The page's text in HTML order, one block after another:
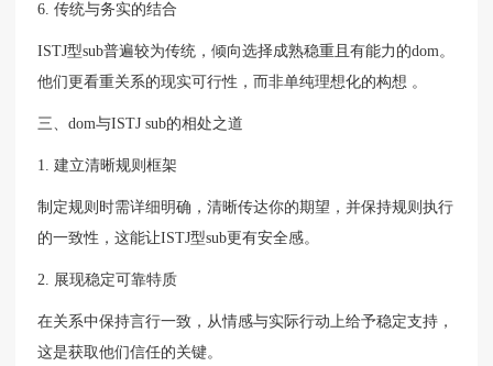
6. 传统与务实的结合
ISTJ型sub普遍较为传统，倾向选择成熟稳重且有能力的dom。
他们更看重关系的现实可行性，而非单纯理想化的构想 。
三、dom与ISTJ sub的相处之道
1. 建立清晰规则框架
制定规则时需详细明确，清晰传达你的期望，并保持规则执行
的一致性，这能让ISTJ型sub更有安全感。
2. 展现稳定可靠特质
在关系中保持言行一致，从情感与实际行动上给予稳定支持，
这是获取他们信任的关键。